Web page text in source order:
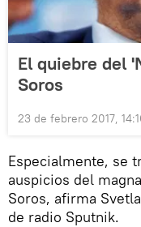
El quiebre del
Soros
23 de febrero 2017,
Especialmente, se
auspicios del
Soros, afirma
de radio Sputnik.